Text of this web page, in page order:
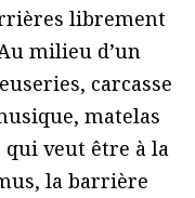
librement
milieu d’un
carcasse
matelas
veut être à la
la barrière